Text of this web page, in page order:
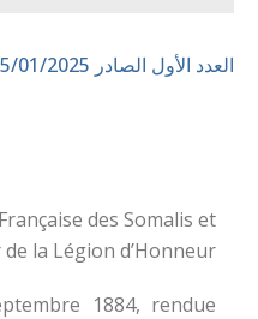
العدد الأول الصادر 15/01/2025
des Somalis et
la Légion d’Honneur :
1884, rendue